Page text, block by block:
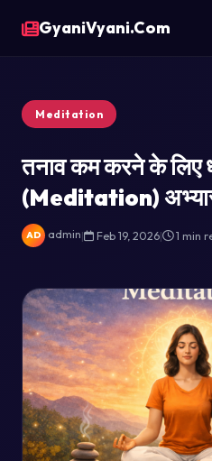
GyaniVyani.Com
Meditation
तनाव कम करने के लिए
(Meditation)
AD admin| Feb 19, 2026| 1 min